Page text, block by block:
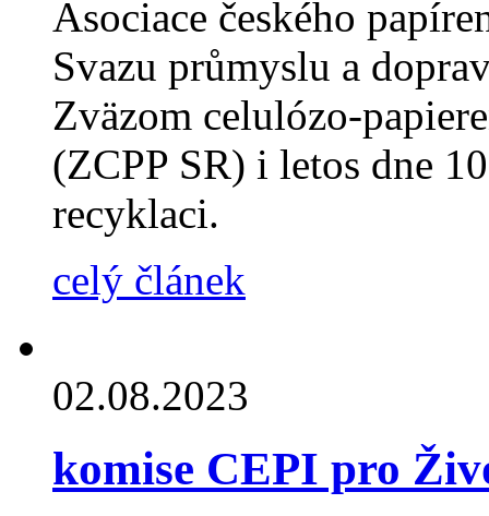
Asociace českého
Svazu průmyslu a
Zväzom celulózo-
(ZCPP SR) i letos dne
recyklaci.
celý článek
02.08.2023
komise CEPI pro